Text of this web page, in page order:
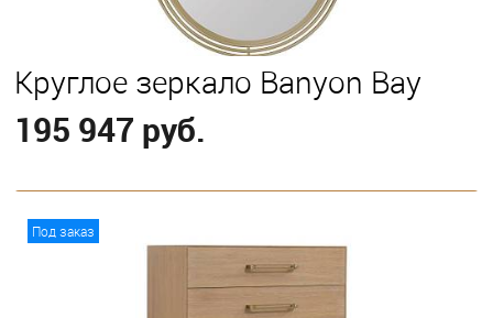
Круглое зеркало Banyon Bay
195 947 руб.
Под заказ